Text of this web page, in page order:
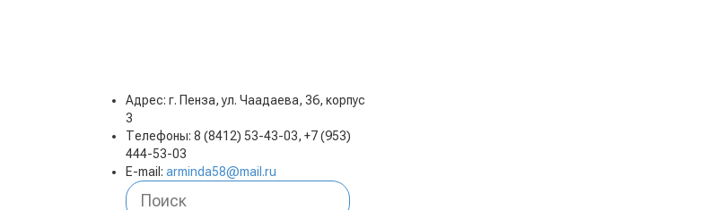
Адрес: г. Пенза, ул. Чаадаева, 36, корпус
3
Телефоны: 8 (8412) 53-43-03, +7 (953)
444-53-03
E-mail:arminda58@mail.ru